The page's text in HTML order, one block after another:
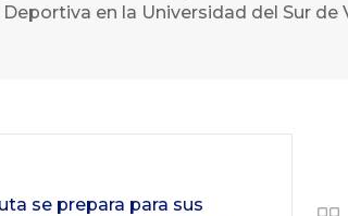
en la Universidad del Sur de
se prepara para sus